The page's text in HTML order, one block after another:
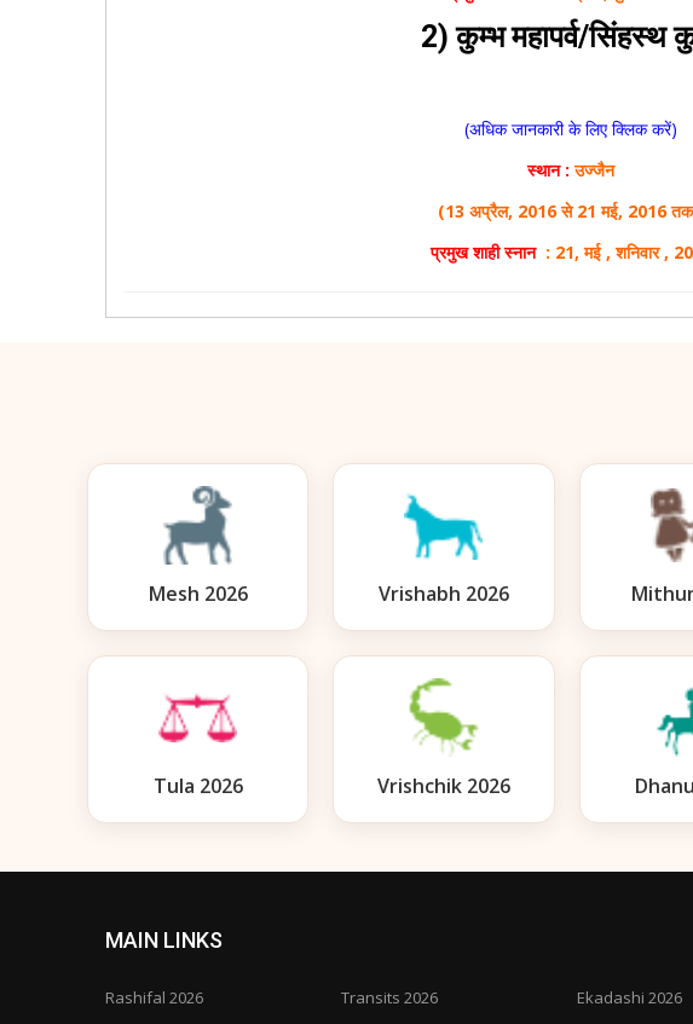
2) कुम्भ महापर्व/सिंहस्थ
(अधिक जानकारी के लिए क्लिक करें)
स्थान : उज्जैन
(13 अप्रैल, 2016 से 21 मई, 2016
प्रमुख शाही स्नान: 21, मई , शनिवार ,
Mesh 2026 Vrishabh 2026
Tula 2026 Vrishchik 2026
MAIN LINKS
Rashifal 2026 Transits 2026
Ekadashi 2026